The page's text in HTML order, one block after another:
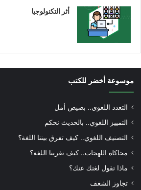
أثر التكنولوجيا
موسوعة أخضر للكتب
التعدد اللغوي.. بصيص أمل
التمييز اللغوي.. بالحديث نحكم
التصنيف اللغوي.. كيف تفرق بيننا اللغة؟
محاكاة اللهجات.. كيف تقربنا اللغة؟
ماذا تقول لغتك عنك؟
تجاوز الشغف